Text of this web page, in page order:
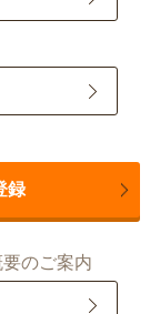
録
のご案内